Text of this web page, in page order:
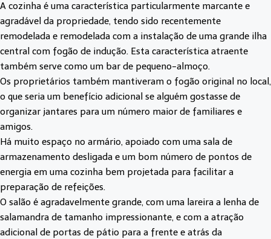
A cozinha é uma característica particularmente marcante e
agradável da propriedade, tendo sido recentemente
remodelada e remodelada com a instalação de uma grande ilha
central com fogão de indução. Esta característica atraente
também serve como um bar de pequeno-almoço.
Os proprietários também mantiveram o fogão original no local,
o que seria um benefício adicional se alguém gostasse de
organizar jantares para um número maior de familiares e
amigos.
Há muito espaço no armário, apoiado com uma sala de
armazenamento desligada e um bom número de pontos de
energia em uma cozinha bem projetada para facilitar a
preparação de refeições.
O salão é agradavelmente grande, com uma lareira a lenha de
salamandra de tamanho impressionante, e com a atração
adicional de portas de pátio para a frente e atrás da